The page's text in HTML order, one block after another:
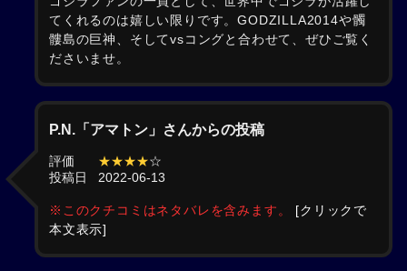
てくれるのは嬉しい限りです。GODZILLA2014や髑
髏島の巨神、そしてvsコングと合わせて、ぜひご覧く
ださいませ。
P.N.「アマトン」さんからの投稿
評価 ★★★★☆
投稿日
2022-06-13
※このクチコミはネタバレを含みます。
[クリックで
本文表示]